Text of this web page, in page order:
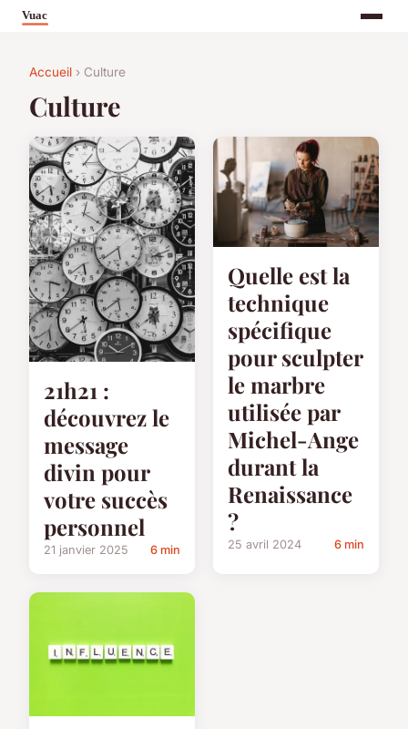
Accueil › Culture
Culture
21h21 :
découvrez le
message
divin pour
votre succès
personnel
21 janvier 2025 6 min
Quelle est la
technique
spécifique
pour sculpter
le marbre
utilisée par
Michel-Ange
durant la
Renaissance
?
25 avril 2024 6 min